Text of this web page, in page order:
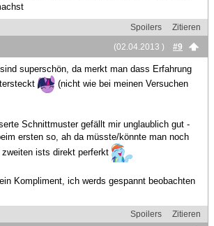
Spoilers
Zitieren
(02.04.2013 )
#9
superschön, da merkt man dass Erfahrung
(nicht wie bei meinen Versuchen
Schnittmuster gefällt mir unglaublich gut -
ersten so, ah da müsste/könnte man noch
ists direkt perferkt
Kompliment, ich werds gespannt beobachten
Spoilers
Zitieren